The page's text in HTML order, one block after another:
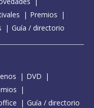
Premios
Guía / directorio
DVD
Guía / directorio